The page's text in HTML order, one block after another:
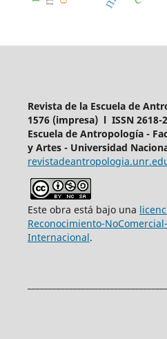
Revista de la Escuela de
1576 (impresa) l ISSN 2618-
Escuela de Antropología -
y Artes - Universidad
Este obra está bajo una
Reconocimiento-
Internacional.